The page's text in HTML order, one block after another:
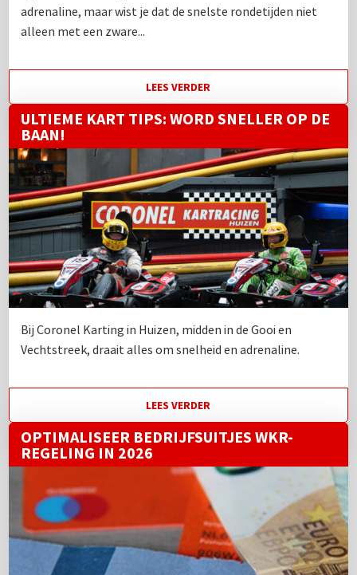
adrenaline, maar wist je dat de snelste rondetijden niet
alleen met een zware...
LEES VERDER
ULTIEME KART TIPS: WORD SNELLER OP DE
BAAN!
Bij Coronel Karting in Huizen, midden in de Gooi en
Vechtstreek, draait alles om snelheid en adrenaline.
LEES VERDER
OPTIMALISEER BEDRIJFSUITJES WKR-
REGELING IN 2026